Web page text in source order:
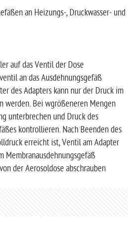
an Heizungs-, Druckwasser- und
auf das Ventil der Dose
an das Ausdehnungsgefäß
des Adapters kann nur der Druck im
werden. Bei wgrößeneren Mengen
unterbrechen und Druck des
kontrollieren. Nach Beenden des
erreicht ist, Ventil am Adapter
Membranausdehnungsgefäß
der Aerosoldose abschrauben